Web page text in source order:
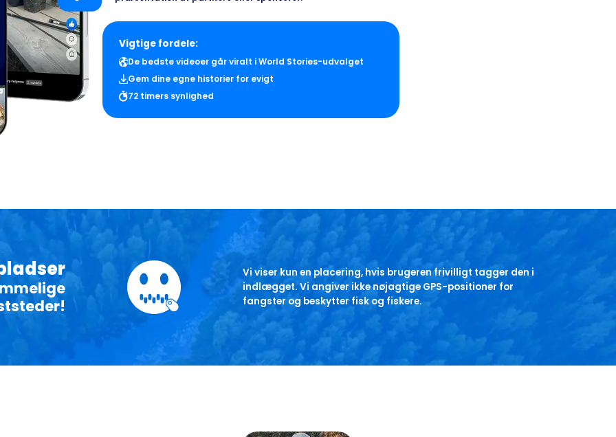
Vigtige fordele:
De bedste videoer går viralt i World Stories-udvalget
Gem dine egne historier for evigt
72 timers synlighed
Vi viser kun en placering, hvis brugeren frivilligt tagger den i
indlægget. Vi angiver ikke nøjagtige GPS-positioner for
fangster og beskytter fisk og fiskere.